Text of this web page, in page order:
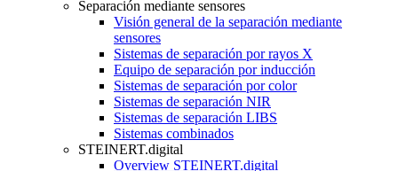
Separación mediante sensores
Visión general de la separación mediante
sensores
Sistemas de separación por rayos X
Equipo de separación por inducción
Sistemas de separación por color
Sistemas de separación NIR
Sistemas de separación LIBS
Sistemas combinados
STEINERT.digital
Overview STEINERT.digital